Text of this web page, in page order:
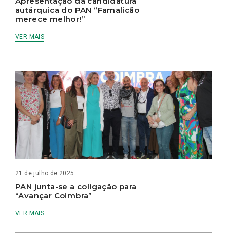
autárquica do PAN “Famalicão
merece melhor!”
VER MAIS
21 de julho de 2025
PAN junta-se a coligação para
“Avançar Coimbra”
VER MAIS